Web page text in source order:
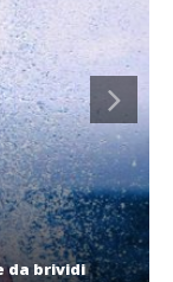
da brividi